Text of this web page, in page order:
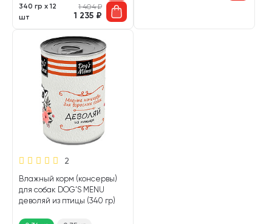
340 гр х 12
шт
1 404₽
1 235 ₽
2
Влажный корм (консервы)
для собак DOG’S MENU
деволяй из птицы (340 гр)